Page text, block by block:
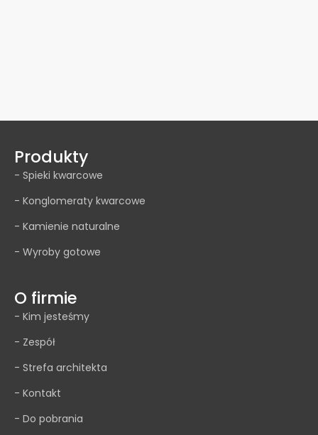
Produkty
- Spieki kwarcowe
- Konglomeraty kwarcowe
- Kamienie naturalne
- Wyroby gotowe
O firmie
- Kim jesteśmy
- Zespół
- Strefa architekta
- Kontakt
- Do pobrania